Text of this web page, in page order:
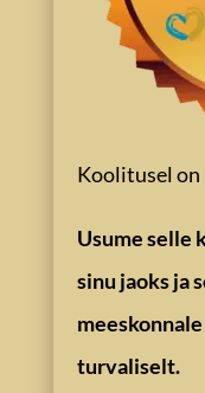
Koolitusel on
Usume selle
sinu jaoks ja
turvaliselt.